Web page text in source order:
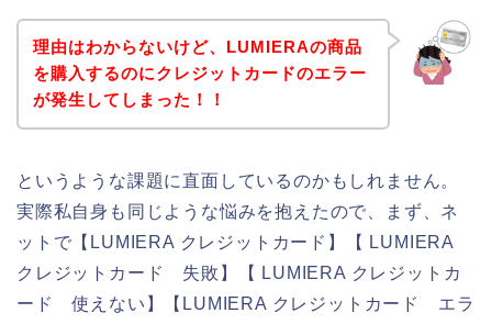
理由はわからないけど、LUMIERAの商品
を購入するのにクレジットカードのエラー
が発生してしまった！！
というような課題に直面しているのかもしれません。
実際私自身も同じような悩みを抱えたので、まず、ネ
ットで【LUMIERA クレジットカード】【 LUMIERA
クレジットカード 失敗】【 LUMIERA クレジットカ
ード 使えない】【LUMIERA クレジットカード エラ